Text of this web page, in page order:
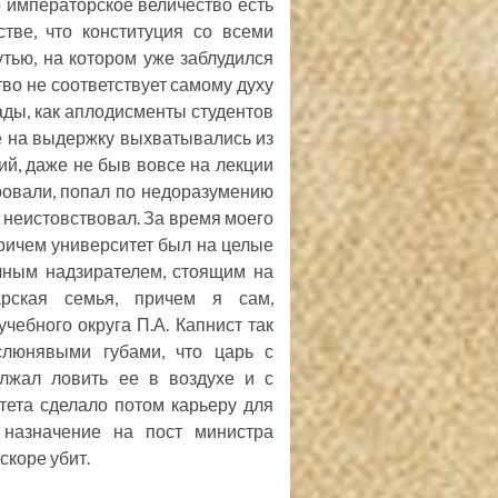
что конституция со всеми
на котором уже заблудился
не соответствует самому духу
как аплодисменты студентов
выдержку выхватывались из
даже не быв вовсе на лекции
попал по недоразумению
За время моего
университет был на целые
надзирателем, стоящим на
семья, причем я сам,
округа П.А. Капнист так
губами, что царь с
ловить ее в воздухе и с
сделало потом карьеру для
на пост министра
убит.